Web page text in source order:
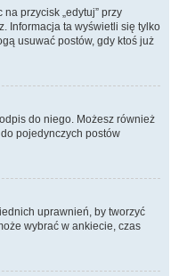
przycisk „edytuj” przy
Informacja ta wyświetli się tylko
usuwać postów, gdy ktoś już
do niego. Możesz również
pojedynczych postów
uprawnień, by tworzyć
wybrać w ankiecie, czas